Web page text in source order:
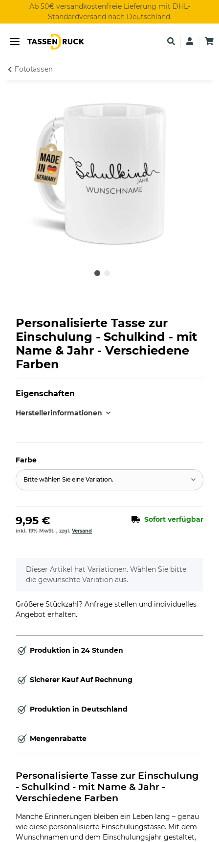
Ab 50€ versandkostenfreie Lieferung mit DHL-
Standardversand nach Deutschland.
Fototassen
Personalisierte Tasse zur
Einschulung - Schulkind - mit
Name & Jahr - Verschiedene
Farben
Eigenschaften
Herstellerinformationen
Farbe
Bitte wählen Sie eine Variation.
9,95 € Sofort verfügbar
inkl. 19% MwSt. , zzgl. Versand
x
Dieser Artikel hat Variationen. Wählen Sie bitte
die gewünschte Variation aus.
Größere Stückzahl? Anfrage stellen und individuelles
Angebot erhalten.
Produktion in 24 Stunden
Sicherer Kauf Auf Rechnung
Produktion in Deutschland
Mengenrabatte
Personalisierte Tasse zur Einschulung
- Schulkind - mit Name & Jahr -
Verschiedene Farben
Manche Erinnerungen bleiben ein Leben lang – genau
wie diese personalisierte Einschulungstasse. Mit dem
Wunschnamen und dem Einschulungsjahr gestaltet,